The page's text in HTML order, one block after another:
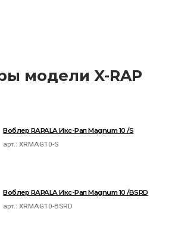
модели X-RAP
Воблер RAPALA Икс-Рап Magnum 10 /S
арт.:XRMAG10-S
Воблер RAPALA Икс-Рап Magnum 10 /BSRD
арт.:XRMAG10-BSRD